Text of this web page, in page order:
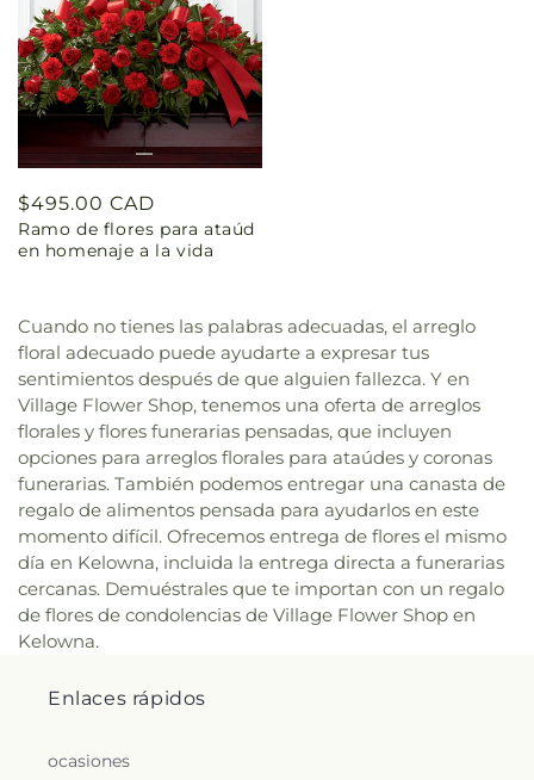
Precio
habitual
$495.00 CAD
Ramo de flores para ataúd
en homenaje a la vida
Cuando no tienes las palabras adecuadas, el arreglo
floral adecuado puede ayudarte a expresar tus
sentimientos después de que alguien fallezca. Y en
Village Flower Shop, tenemos una oferta de arreglos
florales y flores funerarias pensadas, que incluyen
opciones para arreglos florales para ataúdes y coronas
funerarias. También podemos entregar una canasta de
regalo de alimentos pensada para ayudarlos en este
momento difícil. Ofrecemos entrega de flores el mismo
día en Kelowna, incluida la entrega directa a funerarias
cercanas. Demuéstrales que te importan con un regalo
de flores de condolencias de Village Flower Shop en
Kelowna.
Enlaces rápidos
ocasiones